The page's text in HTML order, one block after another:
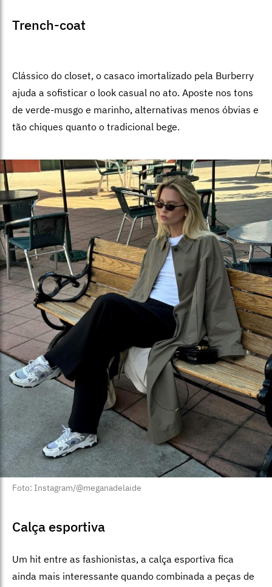
Trench-coat
Clássico do closet, o casaco imortalizado pela Burberry
ajuda a sofisticar o look casual no ato. Aposte nos tons
de verde-musgo e marinho, alternativas menos óbvias e
tão chiques quanto o tradicional bege.
Foto: Instagram/@meganadelaide
Calça esportiva
Um hit entre as fashionistas, a calça esportiva fica
ainda mais interessante quando combinada a peças de